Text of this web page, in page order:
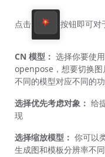
点击 按钮即可对
CN 模型： 选择你要使
openpose，想要切换图
不同的模型对应不同的
选择优先考虑对象： 给
现
选择缩放模型： 你可以
生成图和模板分辨率不